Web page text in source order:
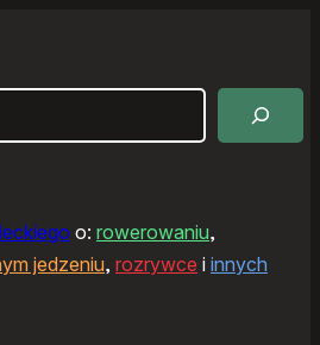
o: rowerowaniu,
jedzeniu, rozrywce i innych